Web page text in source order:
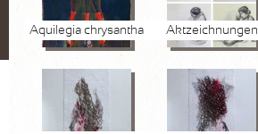
Aquilegia chrysantha Aktzeichnungen